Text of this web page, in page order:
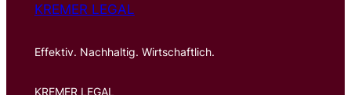
KREMER LEGAL
Effektiv. Nachhaltig. Wirtschaftlich.
KREMER LEGAL